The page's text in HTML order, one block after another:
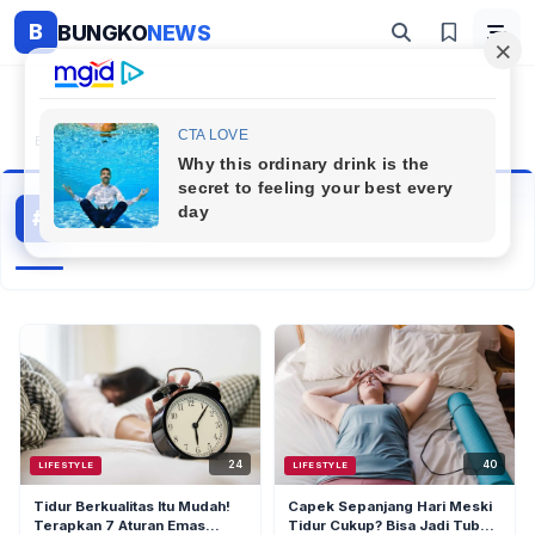
B BUNGKONEWS
Beranda #Tidur
#
Tidur
3 artikel
LIFESTYLE 24
Tidur Berkualitas Itu Mudah!
Terapkan 7 Aturan Emas
LIFESTYLE 40
Capek Sepanjang Hari Meski
Tidur Cukup? Bisa Jadi Tubuh